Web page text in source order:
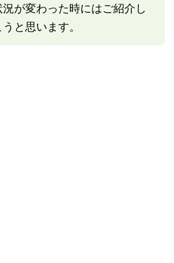
況が変わった時にはご紹介し
と思います。